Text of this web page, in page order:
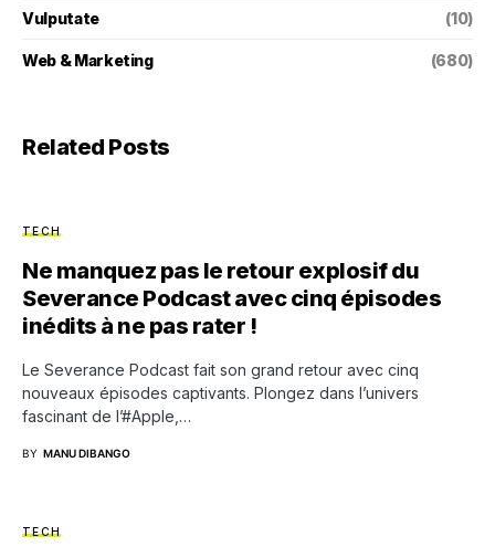
Vulputate (10)
Web & Marketing (680)
Related Posts
TECH
Ne manquez pas le retour explosif du
Severance Podcast avec cinq épisodes
inédits à ne pas rater !
Le Severance Podcast fait son grand retour avec cinq
nouveaux épisodes captivants. Plongez dans l’univers
fascinant de l’#Apple,…
BY MANU DIBANGO
TECH